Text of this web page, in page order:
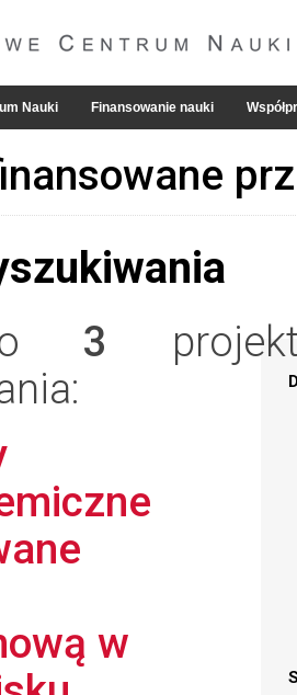
Nauki Finansowanie nauki
3
w